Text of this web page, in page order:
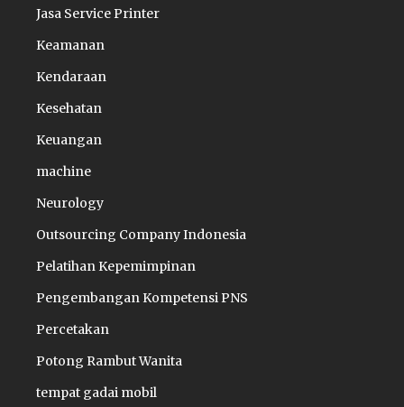
Jasa Service Printer
Keamanan
Kendaraan
Kesehatan
Keuangan
machine
Neurology
Outsourcing Company Indonesia
Pelatihan Kepemimpinan
Pengembangan Kompetensi PNS
Percetakan
Potong Rambut Wanita
tempat gadai mobil